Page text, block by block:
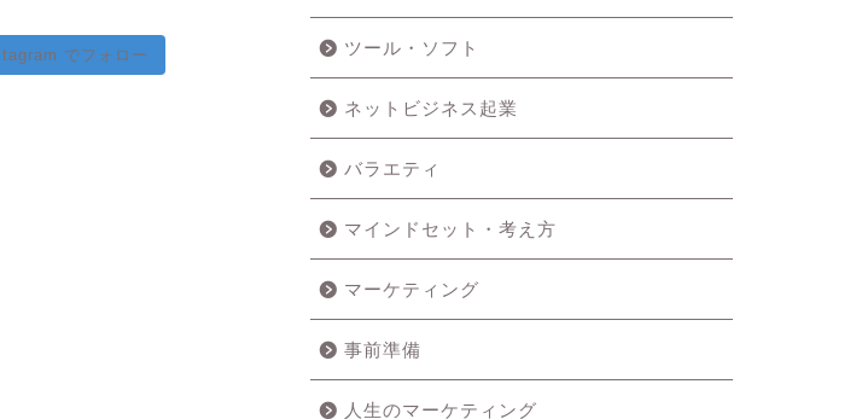
でフォロー ツール・ソフト
ネットビジネス起業
バラエティ
マインドセット・考え方
マーケティング
事前準備
人生のマーケティング